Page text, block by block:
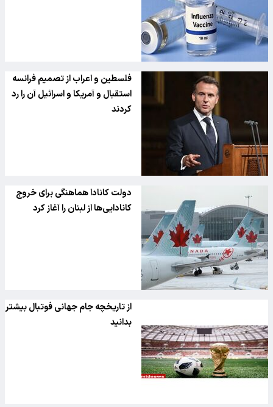
فلسطین و اعراب از تصمیم فرانسه
استقبال و آمریکا و اسرائیل آن را رد
کردند
دولت کانادا هماهنگی برای خروج
کانادایی‌ها از لبنان را آغاز کرد
از تاریخچه جام جهانی فوتبال بیشتر
بدانید